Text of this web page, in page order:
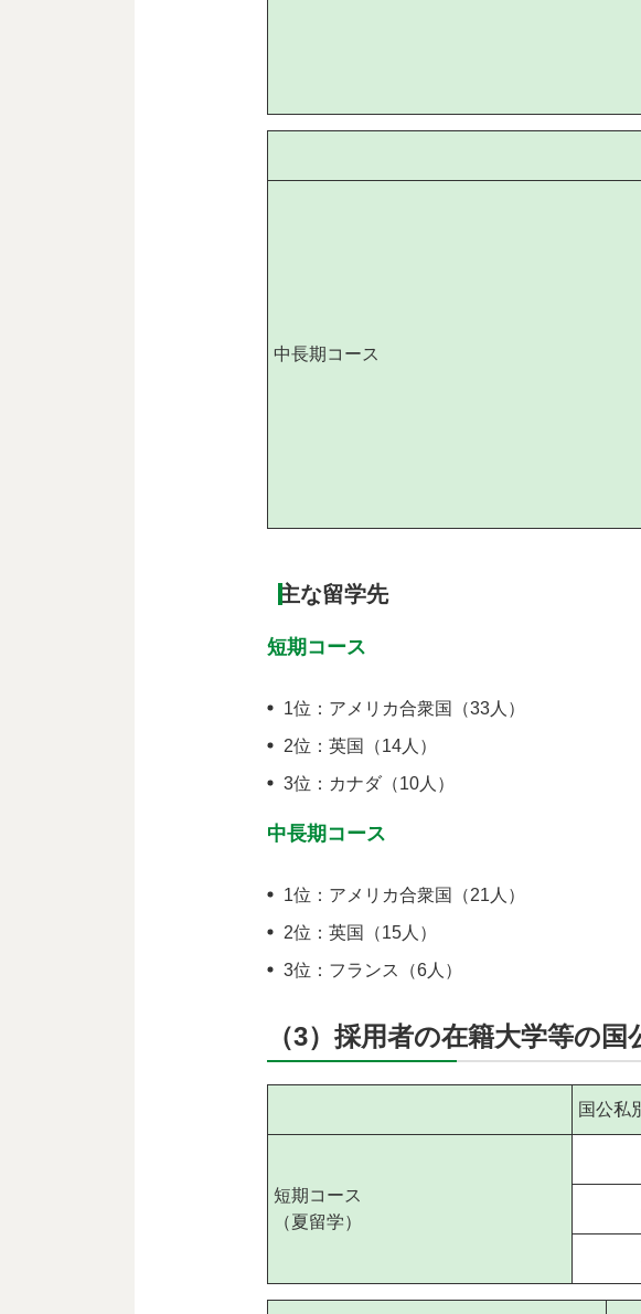
中長期コース
主な留学先
短期コース
1位：アメリカ合衆国（33人）
2位：英国（14人）
3位：カナダ（10人）
中長期コース
1位：アメリカ合衆国（21人）
2位：英国（15人）
3位：フランス（6人）
（3）採用者の在籍大学等の国
国公私
短期コース
（夏留学）